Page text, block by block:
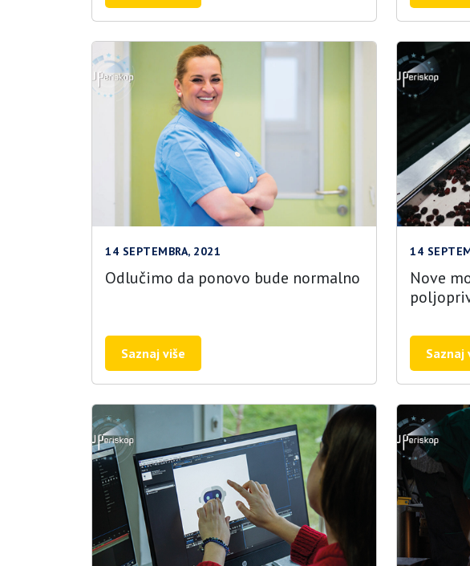
14 SEPTEMBRA, 2021
Odlučimo da ponovo bude normalno
Saznaj više
14
Nove
Saznaj